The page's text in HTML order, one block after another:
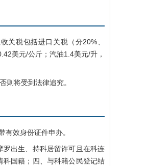
税包括进口关税（分20%、
美元/公斤；汽油1.4美元/升，
将受到法律追究。
效身份证件申办。
出生、持科居留许可且在科连
国籍；四、与科籍公民登记结